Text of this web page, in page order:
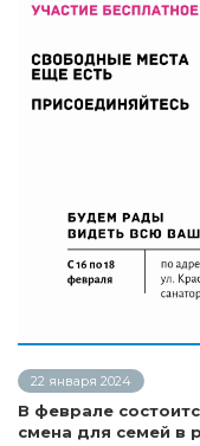
22 января 2024
В феврале
смена для семей в